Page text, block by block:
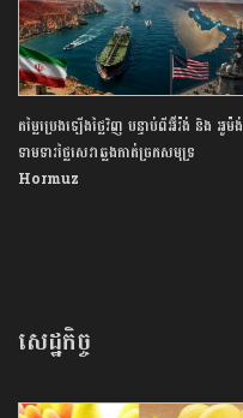
តម្លៃប្រេងឡើងថ្លៃវិញ បន្ទាប់ពីអ៊ីរ៉ង់ និង អូម៉ង់
ទាមទារថ្លៃសេវាឆ្លងកាត់ច្រកសមុទ្រ
Hormuz
សេដ្ឋកិច្ច